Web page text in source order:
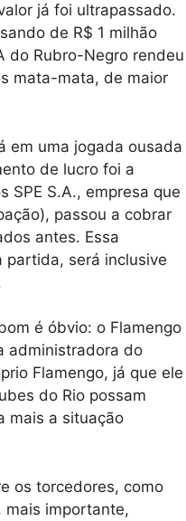
já foi ultrapassado.
de R$ 1 milhão
do Rubro-Negro rendeu
mata-mata, de maior
em uma jogada ousada
de lucro foi a
SPE S.A., empresa que
passou a cobrar
antes. Essa
partida, será inclusive
é óbvio: o Flamengo
administradora do
Flamengo, já que ele
do Rio possam
mais a situação
os torcedores, como
mais importante,